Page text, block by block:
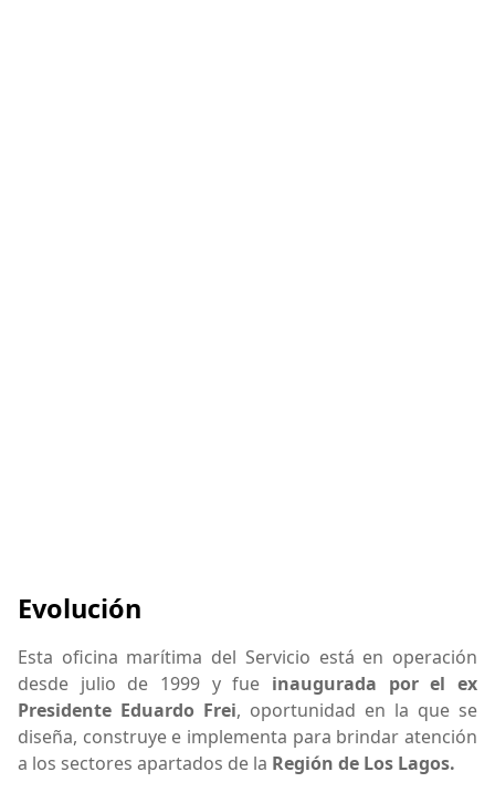
Evolución
Esta oficina marítima del Servicio está en operación
desde julio de 1999 y fue inaugurada por el ex
Presidente Eduardo Frei, oportunidad en la que se
diseña, construye e implementa para brindar atención
a los sectores apartados de la Región de Los Lagos.